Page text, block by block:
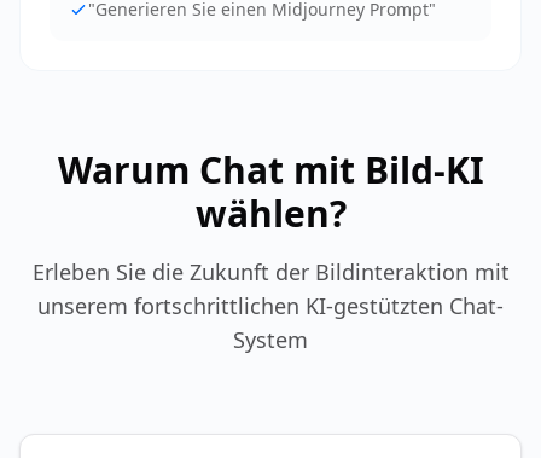
"Generieren Sie einen Midjourney Prompt"
Warum Chat mit Bild-KI
wählen?
Erleben Sie die Zukunft der Bildinteraktion mit
unserem fortschrittlichen KI-gestützten Chat-
System